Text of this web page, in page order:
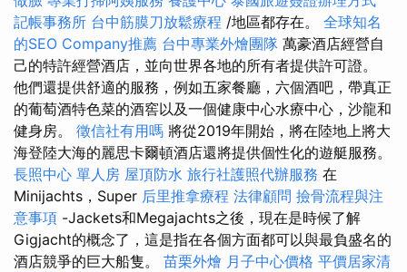
記帳事務所 台中筋膜刀放鬆療程 /地區都存在。 全球知名
的SEO Company推薦 台中專業外燴團隊 萬豪酒店經營自
己的特許經營酒店，並向世界各地的所有者提供許可證。
他們還提供舒適的服務，例如五家餐廳，六個酒吧，帶真正
的葡萄酒特色菜的酒窖以及一個健康中心水療中心，沙龍和
健身房。 徵信社有用嗎 將從2019年開始，將在陸地上將大
海登陸大海的麗思卡爾頓酒店還將提供個性化的遊艇服務。
長照中心 單人房 屋頂防水 旅行社護照代辦服務 在
Minijachts，Super 后里推拿療程 法律顧問 撿骨流程與注
意事項 -Jackets和Megajachts之後，現在是時候了解
Gigjacht的概念了，這是指在各個方面都可以與最負盛名的
酒店競爭的巨大船隻。 苗栗外燴 月子中心價格 平價居家清